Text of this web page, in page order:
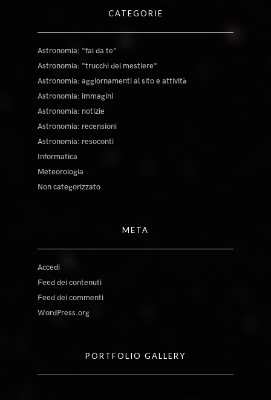
CATEGORIE
Astronomia: "fai da te"
Astronomia: "trucchi del mestiere"
Astronomia: aggiornamenti al sito e attività
Astronomia: immagini
Astronomia: notizie
Astronomia: recensioni
Astronomia: resoconti
Informatica
Meteorologia
Non categorizzato
META
Accedi
Feed dei contenuti
Feed dei commenti
WordPress.org
PORTFOLIO GALLERY